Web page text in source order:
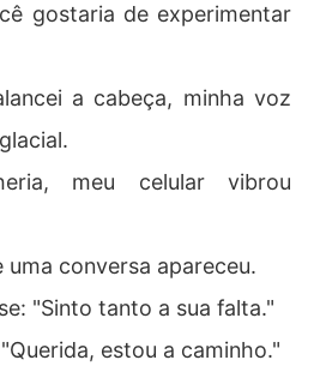
gostaria de experimentar
a cabeça, minha voz
meu celular vibrou
conversa apareceu.
"Sinto tanto a sua falta."
estou a caminho."